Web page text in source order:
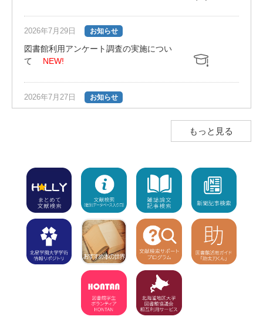
2026年7月29日 お知らせ
図書館利用アンケート調査の実施につい
て
NEW!
2026年7月27日 お知らせ
図書館ボランティア団体「HONTAN」の
インスタグラムのお知らせ
NEW!
2026年7月23日 注意
学外利用者（高校生含む）の入館不可
【7/8～8/1】8/2（休館）、8/3から利用
お知らせ
もっと見る